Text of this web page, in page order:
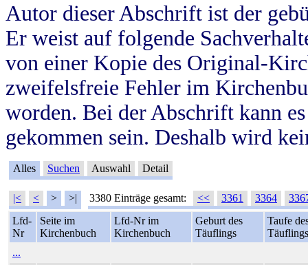
Autor dieser Abschrift ist der
Er weist auf folgende
von einer Kopie des Original-
zweifelsfreie Fehler im
worden. Bei der Abschrift kann
gekommen sein. Deshalb wird
Alles Suchen Auswahl Detail
|< < > >| 3380 Einträge gesamt: << 3361 3364
Lfd-
Nr
Seite im
Kirchenbuch
Lfd-Nr im
Kirchenbuch
Geburt des
Täuflings
Taufe
Täuflings
...